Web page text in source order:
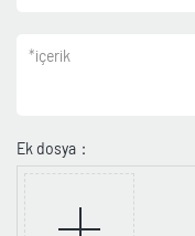
*içerik
Ek dosya：